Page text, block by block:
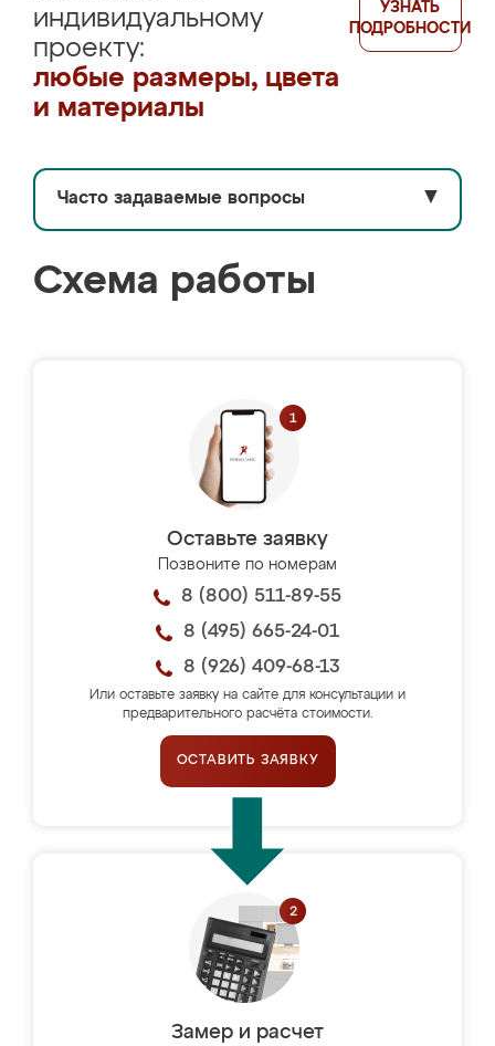
индивидуальному
проекту:
любые размеры, цвета
и материалы
УЗНАТЬ
ПОДРОБНОСТИ
Часто задаваемые вопросы ▼
Схема работы
Оставьте заявку
Позвоните по номерам
8 (800) 511-89-55
8 (495) 665-24-01
8 (926) 409-68-13
Или оставьте заявку на сайте для консультации и
предварительного расчёта стоимости.
ОСТАВИТЬ ЗАЯВКУ
Замер и расчет